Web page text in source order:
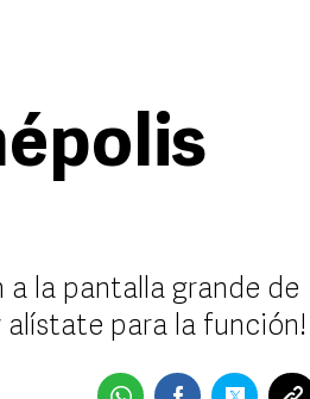
la pantalla grande de
alístate para la función!